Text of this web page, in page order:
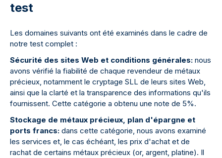
test
Les domaines suivants ont été examinés dans le cadre de
notre test complet :
Sécurité des sites Web et conditions générales: nous
avons vérifié la fiabilité de chaque revendeur de métaux
précieux, notamment le cryptage SLL de leurs sites Web,
ainsi que la clarté et la transparence des informations qu'ils
fournissent. Cette catégorie a obtenu une note de 5%.
Stockage de métaux précieux, plan d'épargne et
ports francs: dans cette catégorie, nous avons examiné
les services et, le cas échéant, les prix d'achat et de
rachat de certains métaux précieux (or, argent, platine). Il